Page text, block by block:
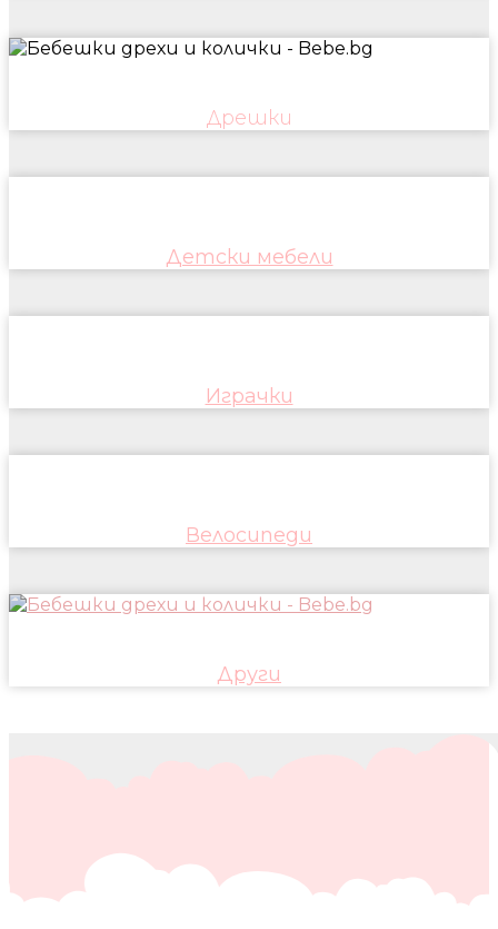
Дрешки
Детски мебели
Играчки
Велосипеди
Други